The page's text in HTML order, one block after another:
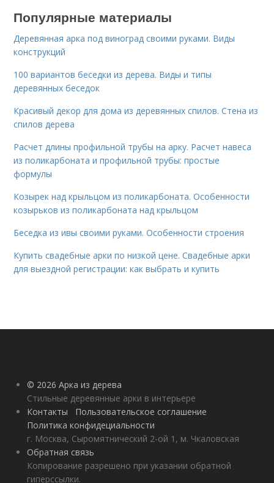
Популярные материалы
Деревянная арка под виноград своими руками. Виды
конструкций
100 вариантов беседки из дерева. Виды и типы
деревянных беседок
Красивый декор для дома из деревянных спилов. Стена из
спилов дерева
Расчет длины профильной трубы на арку. Расчет навеса
из поликарбоната и профильной трубы: простые
формулы
Козырек над крыльцом из поликарбоната. Особенности
козырьков из поликарбоната над крыльцом
Беседка из ивы своими руками. Особенности строения
Купить свадебные арки по низкой цене. Свадебные арки
для выездной регистрации: как выбрать и купить
© 2026 Арка из дерева
Стильные деревянные арки в интерьере
Контакты
Пользовательское соглашение
Политика конфидециальности
г. Москва, Сыромятнический 2-ой 1, м. Чкаловская
Обратная связь
Копирование разрешено при указании обратной
гиперссылки.